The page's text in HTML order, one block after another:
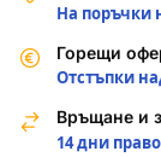
На поръчки
Горещи
Отстъпки
Връщане и
14 дни